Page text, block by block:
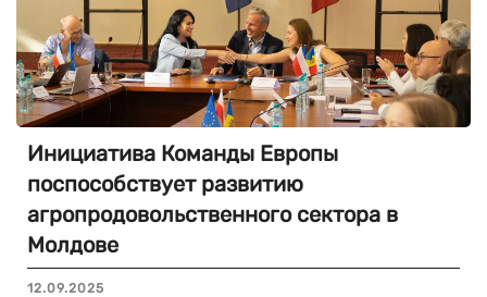
Инициатива Команды Европы
поспособствует развитию
агропродовольственного сектора в
Молдове
12.09.2025